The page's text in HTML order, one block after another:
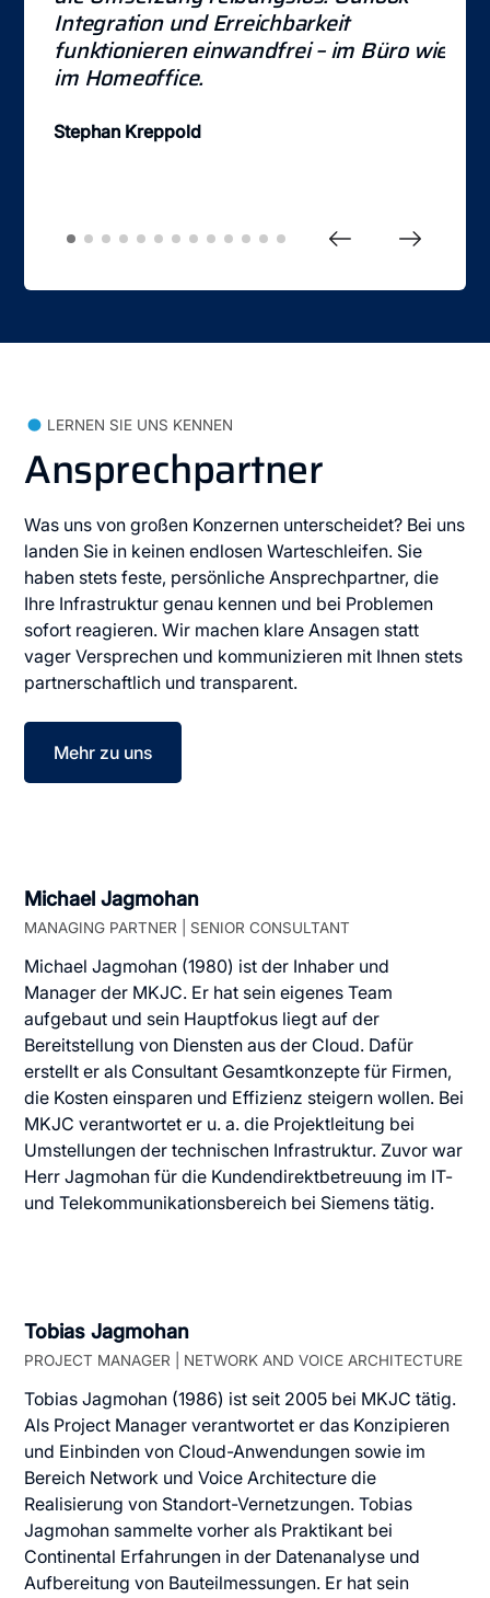
Integration und Erreichbarkeit
funktionieren einwandfrei – im Büro wie
im Homeoffice.
Stephan Kreppold
LERNEN SIE UNS KENNEN
Ansprechpartner
Was uns von großen Konzernen unterscheidet? Bei uns
landen Sie in keinen endlosen Warteschleifen. Sie
haben stets feste, persönliche Ansprechpartner, die
Ihre Infrastruktur genau kennen und bei Problemen
sofort reagieren. Wir machen klare Ansagen statt
vager Versprechen und kommunizieren mit Ihnen stets
partnerschaftlich und transparent.
Mehr zu uns
Michael Jagmohan
MANAGING PARTNER | SENIOR CONSULTANT
Michael Jagmohan (1980) ist der Inhaber und
Manager der MKJC. Er hat sein eigenes Team
aufgebaut und sein Hauptfokus liegt auf der
Bereitstellung von Diensten aus der Cloud. Dafür
erstellt er als Consultant Gesamtkonzepte für Firmen,
die Kosten einsparen und Effizienz steigern wollen. Bei
MKJC verantwortet er u. a. die Projektleitung bei
Umstellungen der technischen Infrastruktur. Zuvor war
Herr Jagmohan für die Kundendirektbetreuung im IT-
und Telekommunikationsbereich bei Siemens tätig.
Tobias Jagmohan
PROJECT MANAGER | NETWORK AND VOICE ARCHITECTURE
Tobias Jagmohan (1986) ist seit 2005 bei MKJC tätig.
Als Project Manager verantwortet er das Konzipieren
und Einbinden von Cloud-Anwendungen sowie im
Bereich Network und Voice Architecture die
Realisierung von Standort-Vernetzungen. Tobias
Jagmohan sammelte vorher als Praktikant bei
Continental Erfahrungen in der Datenanalyse und
Aufbereitung von Bauteilmessungen. Er hat sein